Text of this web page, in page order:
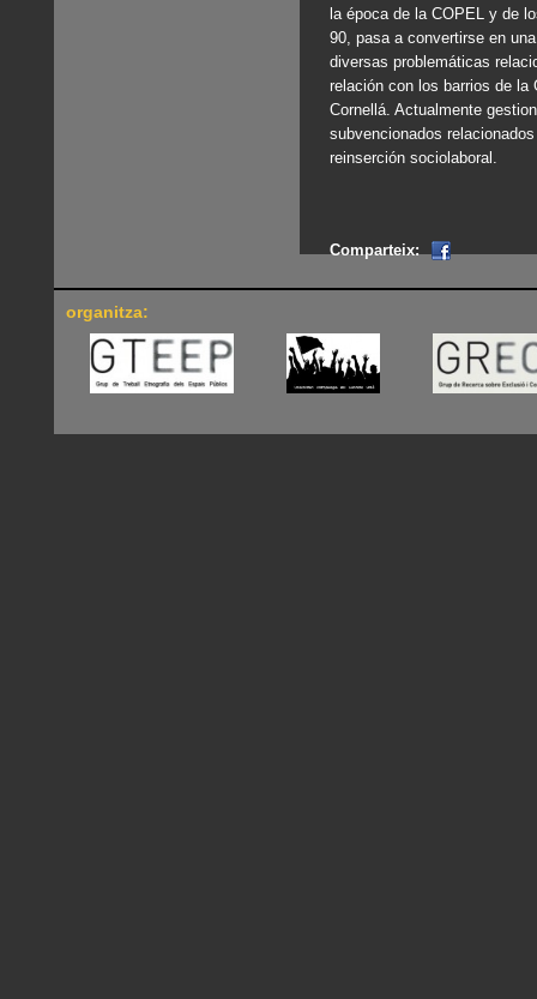
la época de la COPEL y de
90, pasa a convertirse en
diversas problemáticas
relación con los barrios de la
Cornellá. Actualmente
subvencionados
reinserción sociolaboral.
Comparteix:
organitza: